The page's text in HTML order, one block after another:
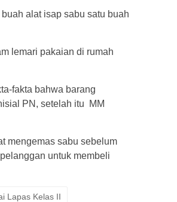
alat isap sabu satu buah
lemari pakaian di rumah
fakta bahwa barang
PN, setelah itu MM
mengemas sabu sebelum
untuk membeli
Lapas Kelas II